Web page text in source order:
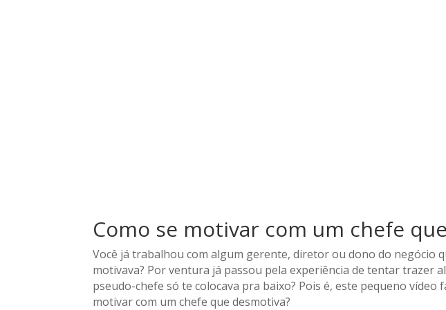
Como se motivar com um chefe
Você já trabalhou com algum gerente, diretor ou dono do negócio
motivava? Por ventura já passou pela experiência de tentar trazer
pseudo-chefe só te colocava pra baixo? Pois é, este pequeno vídeo
motivar com um chefe que desmotiva?